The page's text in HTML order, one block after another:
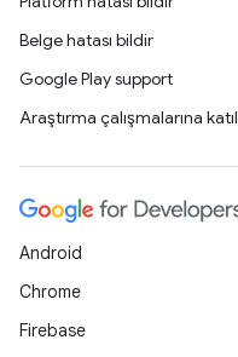
Belge hatası bildir
Google Play support
Araştırma çalışmalarına katıl
Android
Chrome
Firebase